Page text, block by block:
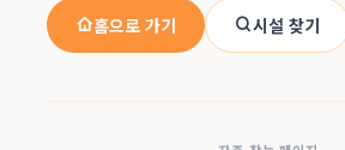
홈으로 가기 시설 찾기